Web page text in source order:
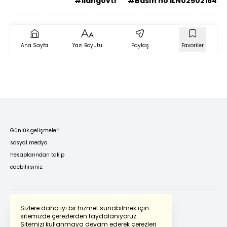
Ana Sayfa Yazı Boyutu Paylaş Favoriler
Sizlere daha iyi bir hizmet sunabilmek için
sitemizde çerezlerden faydalanıyoruz.
Sitemizi kullanmaya devam ederek çerezleri
Günlük gelişmeleri
sosyal medya
hesaplarından takip
edebilirsiniz.